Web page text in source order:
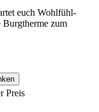
euch Wohlfühl-
zum
Preis